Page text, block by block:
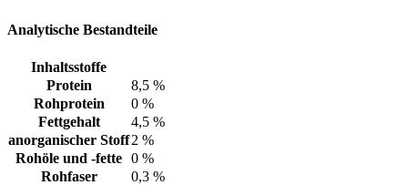
Analytische Bestandteile
Inhaltsstoffe
Protein
8,5 %
Rohprotein
0 %
Fettgehalt
4,5 %
anorganischer Stoff2 %
Rohöle und -fette 0 %
Rohfaser
0,3 %